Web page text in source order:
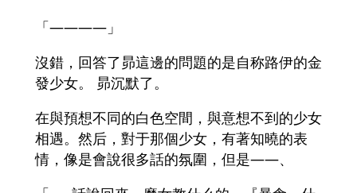
「――――」
沒錯，回答了昴這邊的問題的是自称路伊的金
發少女。 昴沉默了。
在與預想不同的白色空間，與意想不到的少女
相遇。然后，對于那個少女，有著知曉的表
情，像是會說很多話的氛圍，但是――、